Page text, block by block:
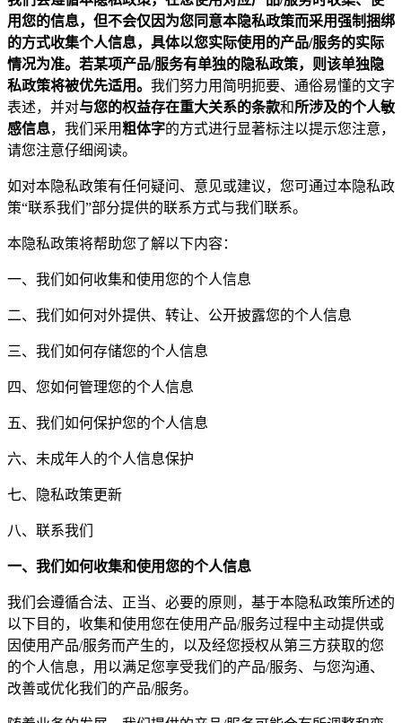
用您的信息，但不会仅因为您同意本隐私政策而采用强制捆绑
的方式收集个人信息，具体以您实际使用的产品/服务的实际
情况为准。若某项产品/服务有单独的隐私政策，则该单独隐
私政策将被优先适用。 我们努力用简明扼要、通俗易懂的文字
表述，并对与您的权益存在重大关系的条款和所涉及的个人敏
感信息，我们采用粗体字的方式进行显著标注以提示您注意，
请您注意仔细阅读。
如对本隐私政策有任何疑问、意见或建议，您可通过本隐私政
策“联系我们”部分提供的联系方式与我们联系。
本隐私政策将帮助您了解以下内容：
一、我们如何收集和使用您的个人信息
二、我们如何对外提供、转让、公开披露您的个人信息
三、我们如何存储您的个人信息
四、您如何管理您的个人信息
五、我们如何保护您的个人信息
六、未成年人的个人信息保护
七、隐私政策更新
八、联系我们
一、我们如何收集和使用您的个人信息
我们会遵循合法、正当、必要的原则，基于本隐私政策所述的
以下目的，收集和使用您在使用产品/服务过程中主动提供或
因使用产品/服务而产生的，以及经您授权从第三方获取的您
的个人信息，用以满足您享受我们的产品/服务、与您沟通、
改善或优化我们的产品/服务。